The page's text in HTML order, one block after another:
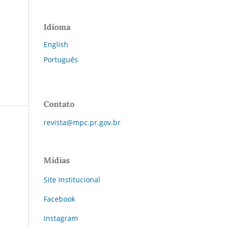
Idioma
English
Português
Contato
revista@mpc.pr.gov.br
Mídias
Site Institucional
Facebook
Instagram